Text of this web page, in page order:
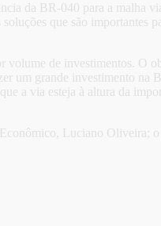
da BR-040 para a malha
que são importantes
volume de investimentos. O
um grande investimento na
a via esteja à altura da
Luciano Oliveira;